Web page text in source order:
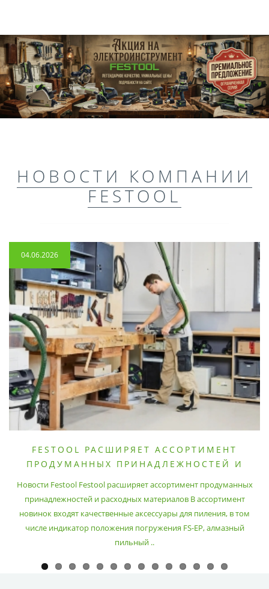
НОВОСТИ КОМПАНИИ
FESTOOL
04.06.2026
FESTOOL РАСШИРЯЕТ АССОРТИМЕНТ
ПРОДУМАННЫХ ПРИНАДЛЕЖНОСТЕЙ И
Новости Festool Festool расширяет ассортимент продуманных
принадлежностей и расходных материалов В ассортимент
новинок входят качественные аксессуары для пиления, в том
числе индикатор положения погружения FS-EP, алмазный
пильный ..